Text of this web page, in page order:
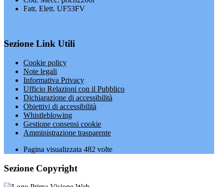
Fatt. Elett. UF53FV
Sezione Link Utili
Cookie policy
Note legali
Informativa Privacy
Ufficio Relazioni con il Pubblico
Dichiarazione di accessibilità
Obiettivi di accessibilità
Whistleblowing
Gestione consensi cookie
Amministrazione trasparente
Pagina visualizzata 482 volte
Sezione Copyright